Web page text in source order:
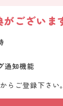
ございま
通知機能
らご登録下さい。